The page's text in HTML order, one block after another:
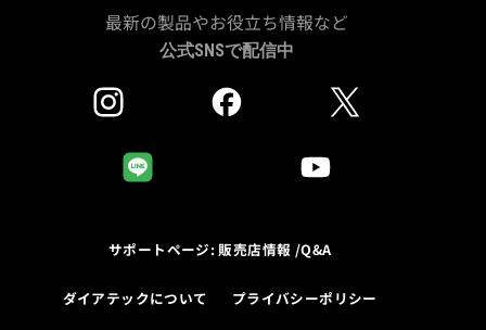
最新の製品やお役立ち情報など
公式SNSで配信中
サポートページ: 販売店情報 /Q&A
ダイアテックについて プライバシーポリシー